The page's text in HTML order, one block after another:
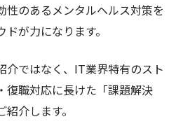
性のあるメンタルヘルス対策を
が力になります。
介ではなく、IT業界特有のスト
復職対応に長けた「課題解決
介します。